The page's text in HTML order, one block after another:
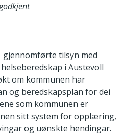
gjennomførte tilsyn med
i Austevoll
om kommunen har
og beredskapsplan for dei
som kommunen er
sitt system for opplæring,
og uønskte hendingar.